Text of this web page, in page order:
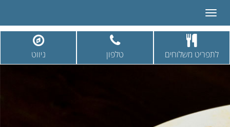
Toggle
navigation
לתפריט משלוחים טלפון ניווט